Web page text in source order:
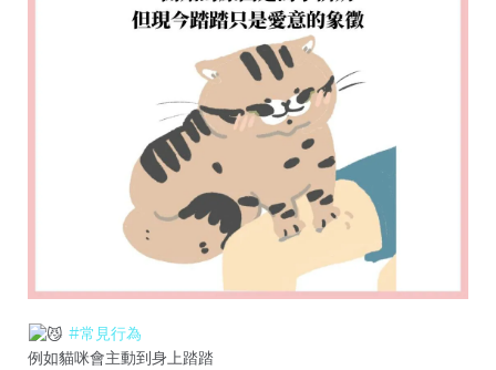
#常見行為
例如貓咪會主動到身上踏踏